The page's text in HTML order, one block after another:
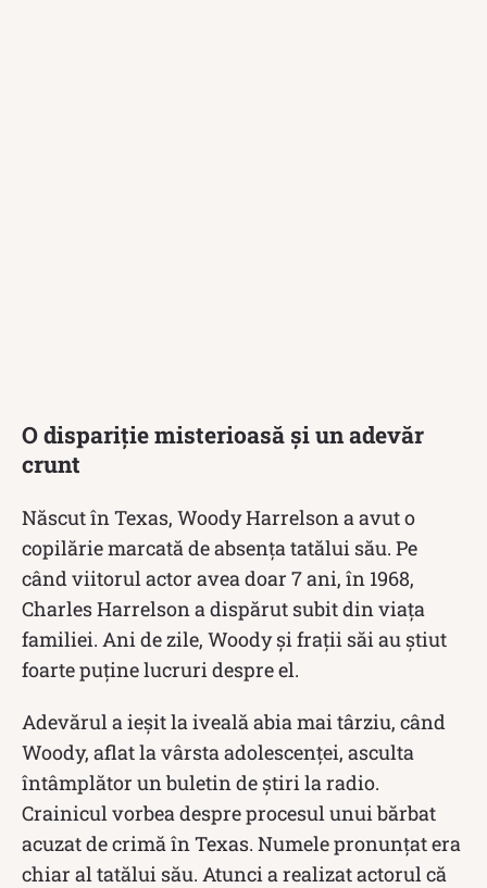
O dispariție misterioasă și un adevăr
crunt
Născut în Texas, Woody Harrelson a avut o
copilărie marcată de absența tatălui său. Pe
când viitorul actor avea doar 7 ani, în 1968,
Charles Harrelson a dispărut subit din viața
familiei. Ani de zile, Woody și frații săi au știut
foarte puține lucruri despre el.
Adevărul a ieșit la iveală abia mai târziu, când
Woody, aflat la vârsta adolescenței, asculta
întâmplător un buletin de știri la radio.
Crainicul vorbea despre procesul unui bărbat
acuzat de crimă în Texas. Numele pronunțat era
chiar al tatălui său. Atunci a realizat actorul că